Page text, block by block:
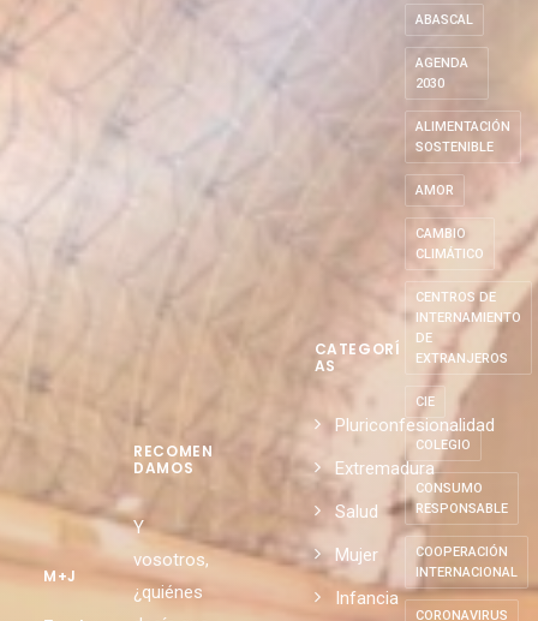
RECOMEN
DAMOS
Y
CATEGORÍ
Pluriconfesionalidad
Extremadura
Salud
ETIQUETA
S
ABASCAL
AGENDA
2030
ALIMENTACIÓN
SOSTENIBLE
AMOR
CAMBIO
CLIMÁTICO
CENTROS DE
INTERNAMIENTO
DE
EXTRANJEROS
CIE
COLEGIO
CONSUMO
RESPONSABLE